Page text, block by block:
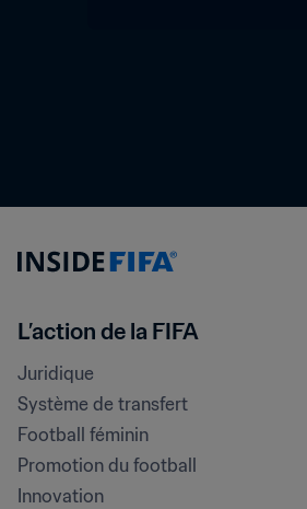
L’action de la FIFA
Juridique
Système de transfert
Football féminin
Promotion du football
Innovation